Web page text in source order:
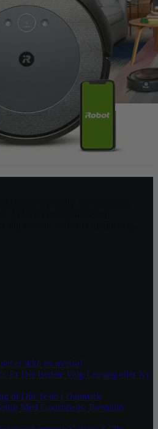
er ikke en øvelse!
Er Det Bedste Valg Leasing eller Ny
til Din Tesla i Danmark
Med Gooshpads: Premium